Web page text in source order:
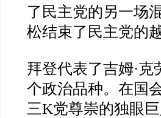
了民主党的另一场
松结束了民主党的
拜登代表了吉姆·
个政治品种。在国
三K党尊崇的独眼